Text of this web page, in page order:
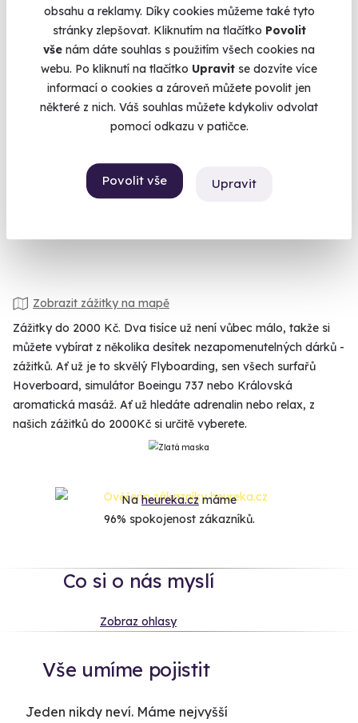
obsahu a reklamy. Díky cookies můžeme také tyto
stránky zlepšovat. Kliknutím na tlačítko Povolit
vše nám dáte souhlas s použitím všech cookies na
webu. Po kliknutí na tlačítko Upravit se dozvíte více
informací o cookies a zároveň můžete povolit jen
některé z nich. Váš souhlas můžete kdykoliv odvolat
pomocí odkazu v patičce.
Povolit vše Upravit
9.6
Zážitková střelba: Malorážky - 9 zbraní
Bystré (okres Svitavy)
(+ 27 dalších lokalit)
Zobrazit zážitky na mapě
Zážitky do 2000 Kč. Dva tisíce už není vůbec málo, takže si
můžete vybírat z několika desítek nezapomenutelných dárků -
zážitků. Ať už je to skvělý Flyboarding, sen všech surfařů
Hoverboard, simulátor Boeingu 737 nebo Královská
aromatická masáž. Ať už hledáte adrenalin nebo relax, z
našich zážitků do 2000Kč si určitě vyberete.
Naheureka.czmáme
96% spokojenost zákazníků.
Co si o nás myslí
Zobraz ohlasy
Vše umíme pojistit
Jeden nikdy neví. Máme nejvyšší